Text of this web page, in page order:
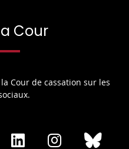
Cour
Cour de cassation sur les
Share
Share